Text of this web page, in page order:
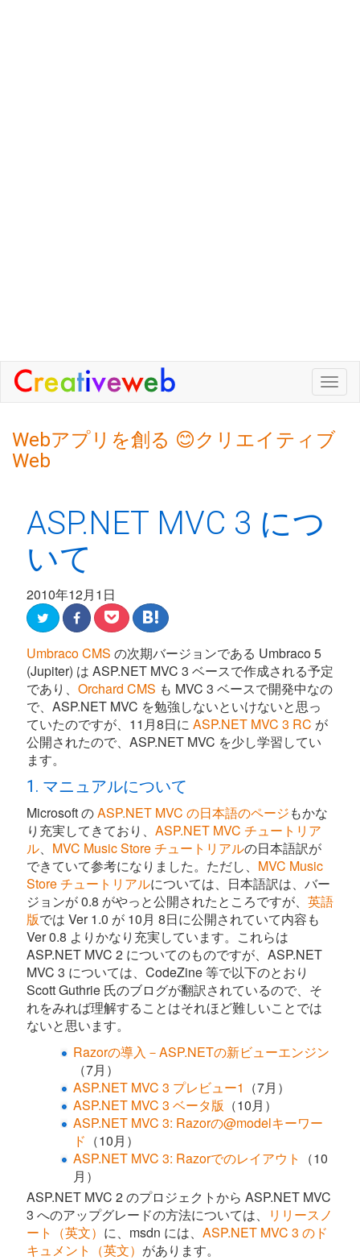
Webアプリを創る 😊クリエイティブ
Web
ASP.NET MVC 3 につ
いて
2010年12月1日
Umbraco CMS の次期バージョンである Umbraco 5
(Jupiter) は ASP.NET MVC 3 ベースで作成される予定
であり、 Orchard CMS も MVC 3 ベースで開発中なの
で、ASP.NET MVC を勉強しないといけないと思っ
ていたのですが、11月8日に ASP.NET MVC 3 RC が
公開されたので、ASP.NET MVC を少し学習してい
ます。
1. マニュアルについて
Microsoft のASP.NET MVC の日本語のページもかな
り充実してきており、 ASP.NET MVC チュートリア
ル、 MVC Music Store チュートリアルの日本語訳が
できていて参考になりました。ただし、 MVC Music
Store チュートリアルについては、日本語訳は、バー
ジョンが 0.8 がやっと公開されたところですが、 英語
版では Ver 1.0 が 10月 8日に公開されていて内容も
Ver 0.8 よりかなり充実しています。これらは
ASP.NET MVC 2 についてのものですが、ASP.NET
MVC 3 については、CodeZine 等で以下のとおり
Scott Guthrie 氏のブログが翻訳されているので、そ
れをみれば理解することはそれほど難しいことでは
ないと思います。
Razorの導入－ASP.NETの新ビューエンジン
（7月）
ASP.NET MVC 3 プレビュー1 （7月）
ASP.NET MVC 3 ベータ版 （10月）
ASP.NET MVC 3: Razorの@modelキーワー
ド （10月）
ASP.NET MVC 3: Razorでのレイアウト
（10
月）
ASP.NET MVC 2 のプロジェクトから ASP.NET MVC
3 へのアップグレードの方法については、
リリースノ
ート（英文） に、msdn には、 ASP.NET MVC 3 のド
キュメント（英文） があります。